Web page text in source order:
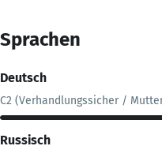
Sprachen
Deutsch
C2 (Verhandlungssicher /
Russisch